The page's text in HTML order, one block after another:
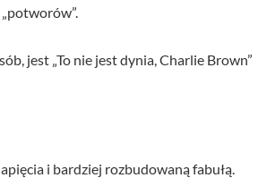
jest „To nie jest dynia, Charlie Brown”
i bardziej rozbudowaną fabułą.